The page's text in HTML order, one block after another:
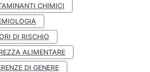
CHIMICI
DI RISCHIO
ALIMENTARE
DI GENERE